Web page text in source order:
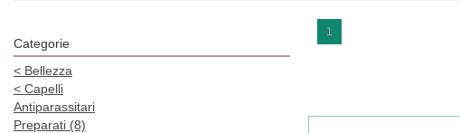
Categorie
< Bellezza
< Capelli
Antiparassitari
Preparati (8)
1